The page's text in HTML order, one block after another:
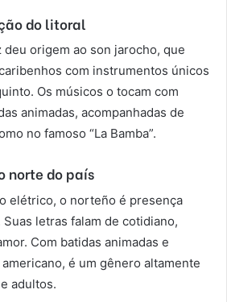
do litoral
deu origem ao son jarocho, que
com instrumentos únicos
Os músicos o tocam com
animadas, acompanhadas de
no famoso “La Bamba”.
norte do país
elétrico, o norteño é presença
letras falam de cotidiano,
Com batidas animadas e
é um gênero altamente
adultos.